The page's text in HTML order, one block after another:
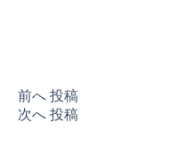
前へ 投稿
次へ 投稿